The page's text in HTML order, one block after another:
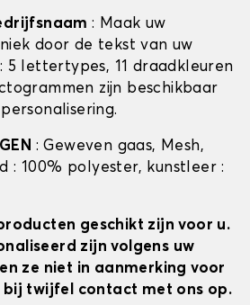
: Maak uw
door de tekst van uw
5 lettertypes, 11 draadkleuren
zijn beschikbaar
: Geweven gaas, Mesh,
: 100% polyester, kunstleer :
geschikt zijn voor u.
zijn volgens uw
ze niet in aanmerking voor
bij twijfel contact met ons op.